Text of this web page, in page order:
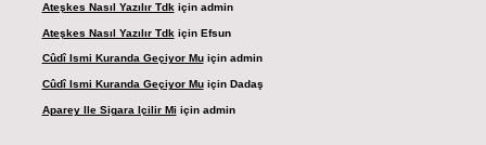
Ateşkes Nasıl Yazılır Tdk için admin
Ateşkes Nasıl Yazılır Tdk için Efsun
Cûdî Ismi Kuranda Geçiyor Muiçin admin
Cûdî Ismi Kuranda Geçiyor Muiçin Dadaş
Aparey Ile Sigara Içilir Mi için admin